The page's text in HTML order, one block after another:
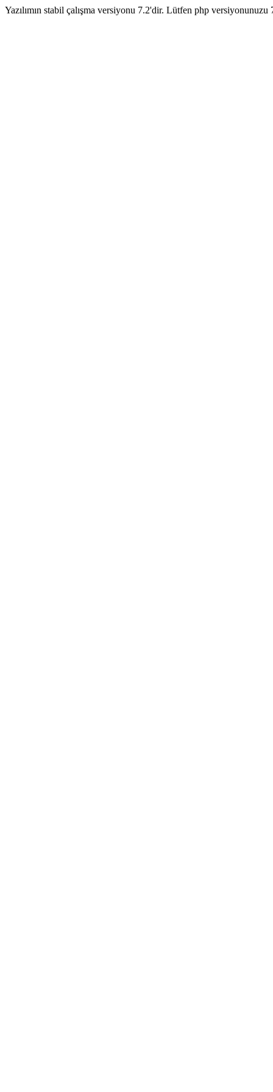
Yazılımın stabil çalışma versiyonu 7.2'dir. Lütfen php